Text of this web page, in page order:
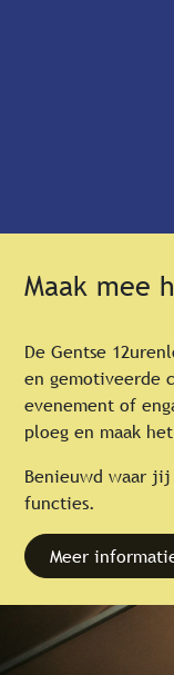
Maak mee
De Gentse
en gemotiveerde
evenement of
ploeg en maak
Benieuwd waar jij
functies.
Meer